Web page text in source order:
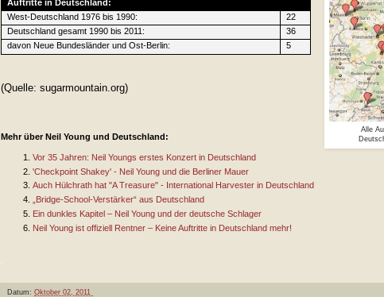
Alle
Auftritte in Deutschland:
West-Deutschland 1976 bis 1990:
22
Deutschland gesamt 1990 bis 2011:
36
davon Neue Bundesländer und Ost-Berlin:
5
(Quelle: sugarmountain.org)
Mehr über Neil Young und Deutschland:
Vor 35 Jahren: Neil Youngs erstes Konzert in Deutschland
'Checkpoint Shakey' - Neil Young und die Berliner Mauer
Auch Hülchrath hat "A Treasure" - International Harvester in Deutschland
„Bridge-School-Verstärker“ aus Deutschland
Ein dunkles Kapitel – Neil Young und der deutsche Schlager
Neil Young ist offiziell Rentner – Keine Auftritte in Deutschland mehr!
Datum: Oktober 02, 2011